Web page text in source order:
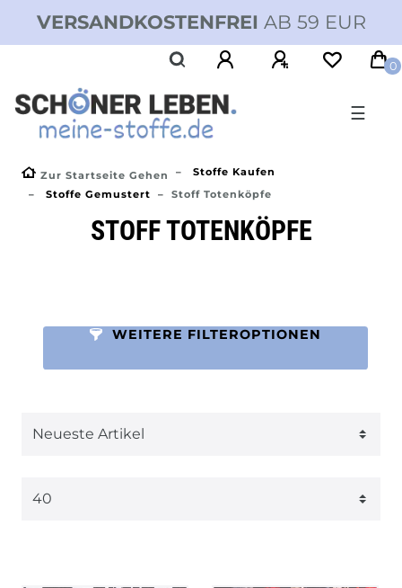
VERSANDKOSTENFREI AB 59 EUR
0
☰
Zur Startseite Gehen
Stoffe Kaufen
Stoffe Gemustert
Stoff Totenköpfe
STOFF TOTENKÖPFE
WEITERE FILTEROPTIONEN